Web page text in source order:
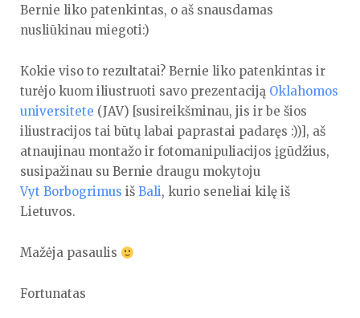
Bernie liko patenkintas, o aš snausdamas
nusliūkinau miegoti:)
Kokie viso to rezultatai? Bernie liko patenkintas ir
turėjo kuom iliustruoti savo prezentaciją Oklahomos
universitete (JAV) [susireikšminau, jis ir be šios
iliustracijos tai būtų labai paprastai padaręs :))], aš
atnaujinau montažo ir fotomanipuliacijos įgūdžius,
susipažinau su Bernie draugu mokytoju
Vyt Borbogrimus iš Bali, kurio seneliai kilę iš
Lietuvos.
Mažėja pasaulis
Fortunatas